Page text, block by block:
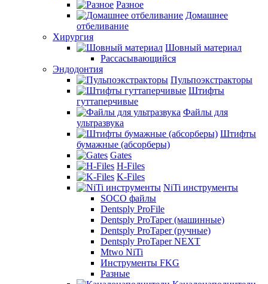
Разное
Домашнее
отбеливание
Хирургия
Шовный материал
Рассасывающийся
Эндодонтия
Пульпоэкстракторы
Штифты
гуттаперчивые
Файлы для
ультразвука
Штифты
бумажные (абсорберы)
Gates
H-Files
K-Files
NiTi инструменты
SOCO файлы
Dentsply ProFile
Dentsply ProTaper (машинные)
Dentsply ProTaper (ручные)
Dentsply ProTaper NEXT
Mtwo NiTi
Инструменты FKG
Разные